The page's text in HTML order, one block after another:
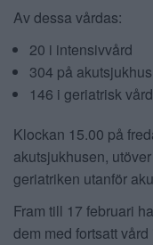
Av dessa vårdas:
20 i intensivvård
304 på akutsjukhus
146 i geriatrisk
Klockan 15.00 på
akutsjukhusen,
geriatriken utanför
Fram till 17 februari
dem med fortsatt